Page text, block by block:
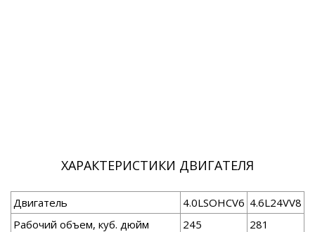
ХАРАКТЕРИСТИКИ ДВИГАТЕЛЯ
Двигатель 4.0LSOHCV6 4.6L24VV8
Рабочий объем, куб. дюйм
245
281